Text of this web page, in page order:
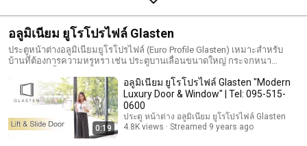
อลูมิเนียม ยูโรโปรไฟล์ Glasten
ประตูหน้าต่างอลูมิเนียมยูโรโปรไฟล์ (Euro Profile Glasten) เหมาะสำหรับ
บ้านที่ต้องการความหรูหรา เช่น ประตูบานเลื่อนขนาดใหญ่ กระจกหนา
0:19
อลูมิเนียม ยูโรโปรไฟล์ Glasten "Modern
Luxury Door & Window" | Tel: 095-515-
0600
ประตู หน้าต่าง อลูมิเนียม ยูโรโปรไฟล์ Glasten
4.8K views
Streamed 9 years ago